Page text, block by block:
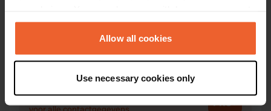
any time from the Cookie Declaration or by clicking on
the Privacy trigger icon.
Collect information about your geographical location
which can be accurate to within several meters
Allow all cookies
Use necessary cookies only
Kopiëren
Sitecode
Upgrade naarPRO+ PRO+